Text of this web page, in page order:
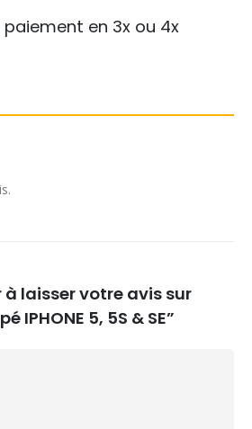
paiement en 3x ou 4x
à laisser votre avis sur
IPHONE 5, 5S & SE”